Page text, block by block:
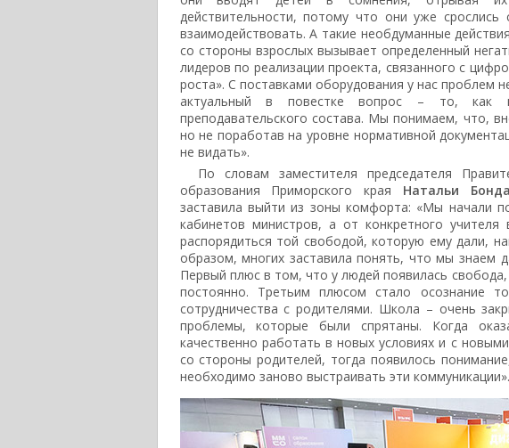
действительности, потому что они уже
взаимодействовать. А такие необдуманные
со стороны взрослых вызывает определенный
лидеров по реализации проекта, связанного с
роста». С поставками оборудования у нас проблем
актуальный в повестке вопрос – то,
преподавательского состава. Мы понимаем, что,
но не поработав на уровне нормативной
не видать».
По словам заместителя председателя
образования Приморского края Натальи
заставила выйти из зоны комфорта: «Мы начали
кабинетов министров, а от конкретного
распорядиться той свободой, которую ему дали,
образом, многих заставила понять, что мы знаем
Первый плюс в том, что у людей появилась
постоянно. Третьим плюсом стало осознание
сотрудничества с родителями. Школа – очень
проблемы, которые были спрятаны. Когда
качественно работать в новых условиях и с
со стороны родителей, тогда появилось
необходимо заново выстраивать эти коммуникации».